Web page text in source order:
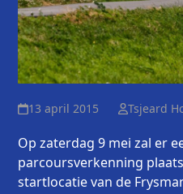
13 april 2015 Tsjeard
Op zaterdag 9 mei zal er
parcoursverkenning
startlocatie van de